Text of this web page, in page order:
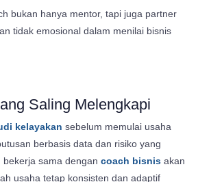
bukan hanya mentor, tapi juga partner
tidak emosional dalam menilai bisnis
Saling Melengkapi
kelayakan sebelum memulai usaha
berbasis data dan risiko yang
sama dengan coach bisnis akan
usaha tetap konsisten dan adaptif